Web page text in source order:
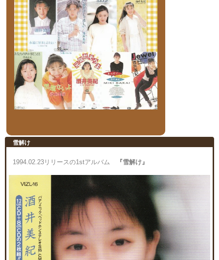
雪解け
1994.02.23リリースの1stアルバム 『雪解け』